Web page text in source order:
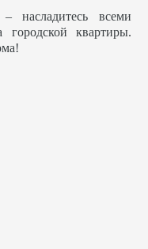
насладитесь всеми
квартиры.